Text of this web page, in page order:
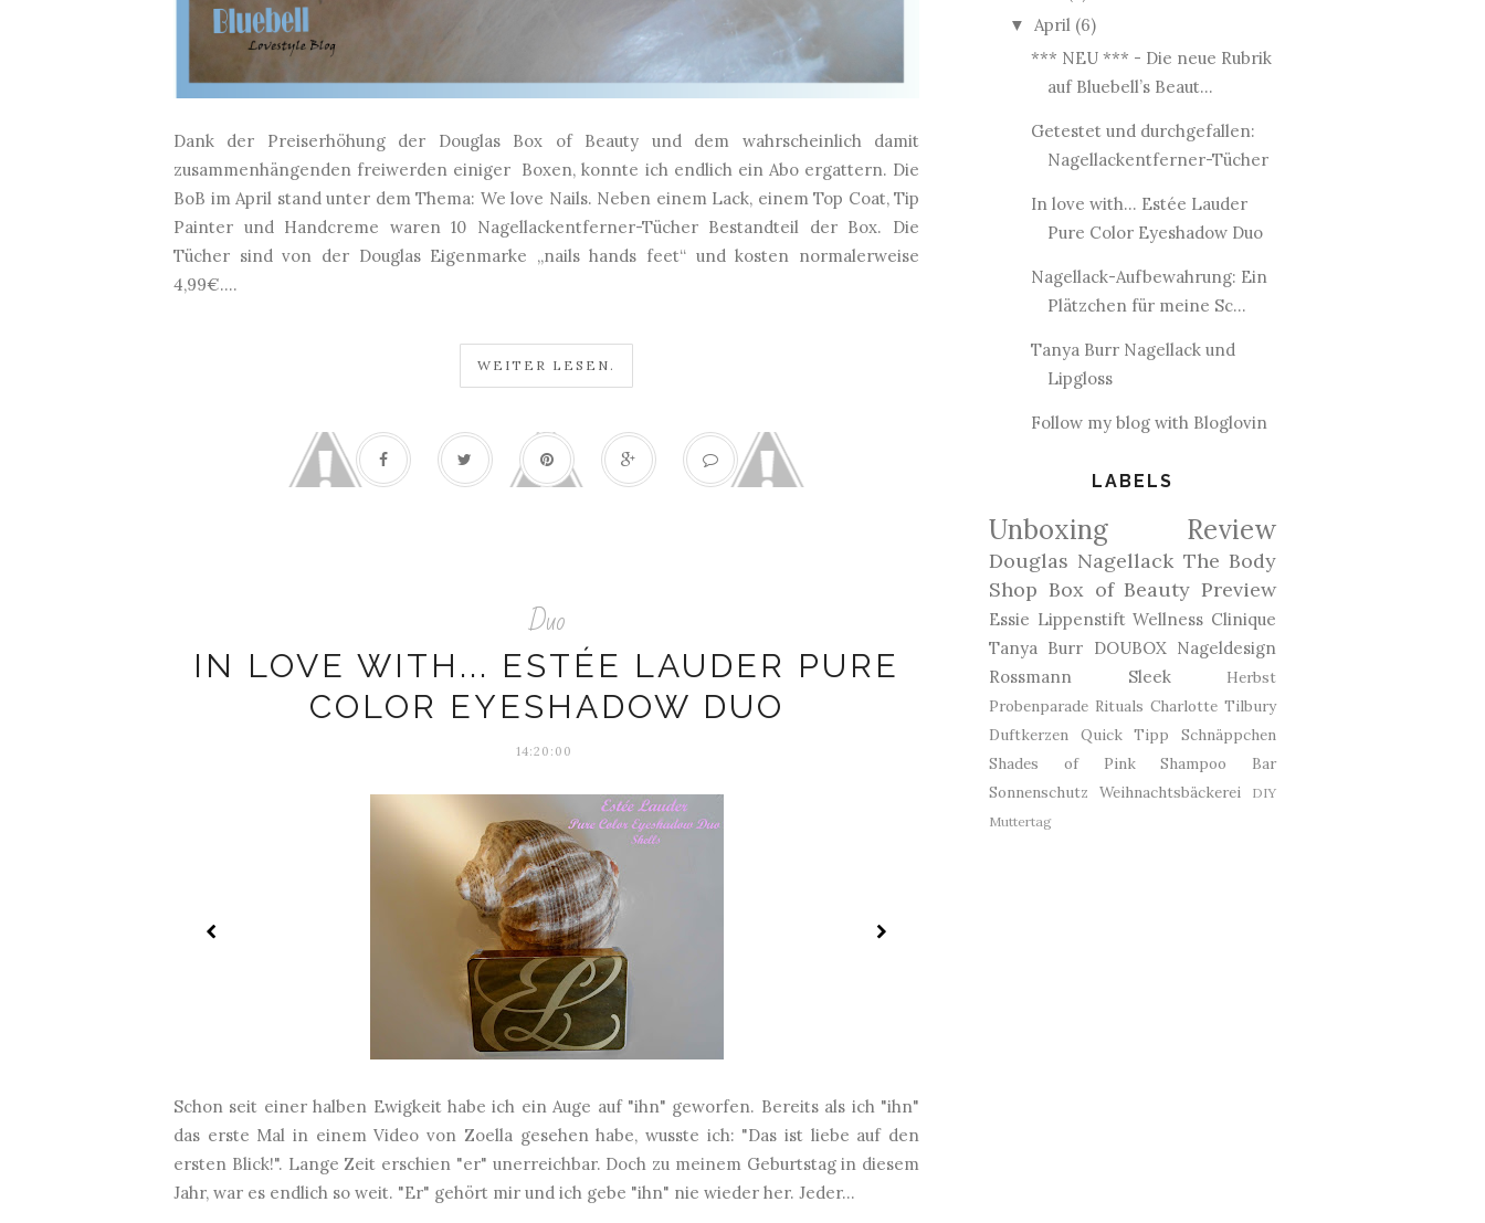
Dank der Preiserhöhung der Douglas Box of Beauty und dem wahrscheinlich damit
zusammenhängenden freiwerden einiger Boxen, konnte ich endlich ein Abo ergattern. Die
BoB im April stand unter dem Thema: We love Nails. Neben einem Lack, einem Top Coat, Tip
Painter und Handcreme waren 10 Nagellackentferner-Tücher Bestandteil der Box. Die
Tücher sind von der Douglas Eigenmarke „nails hands feet“ und kosten normalerweise
4,99€....
WEITER LESEN.
Duo
IN LOVE WITH... ESTÉE LAUDER PURE
COLOR EYESHADOW DUO
14:20:00
Schon seit einer halben Ewigkeit habe ich ein Auge auf "ihn" geworfen. Bereits als ich "ihn"
das erste Mal in einem Video von Zoella gesehen habe, wusste ich: "Das ist liebe auf den
ersten Blick!". Lange Zeit erschien "er" unerreichbar. Doch zu meinem Geburtstag in diesem
Jahr, war es endlich so weit. "Er" gehört mir und ich gebe "ihn" nie wieder her. Jeder...
▼ April (6)
*** NEU *** - Die neue Rubrik
auf Bluebell’s Beaut...
Getestet und durchgefallen:
Nagellackentferner-Tücher
In love with... Estée Lauder
Pure Color Eyeshadow Duo
Nagellack-Aufbewahrung: Ein
Plätzchen für meine Sc...
Tanya Burr Nagellack und
Lipgloss
Follow my blog with Bloglovin
LABELS
Unboxing Review
Douglas Nagellack The Body
Shop Box of Beauty Preview
Essie Lippenstift Wellness Clinique
Tanya Burr DOUBOX Nageldesign
Rossmann
Sleek
Herbst
Probenparade Rituals Charlotte Tilbury
Duftkerzen
Quick Tipp
Schnäppchen
Shades of Pink
Shampoo Bar
Sonnenschutz
Weihnachtsbäckerei
DIY
Muttertag